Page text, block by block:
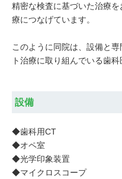
精密な検査に基づいた治療
療につなげています。
このように同院は、設備と
ト治療に取り組んでいる歯科
設備
◆歯科用CT
◆オペ室
◆光学印象装置
◆マイクロスコープ